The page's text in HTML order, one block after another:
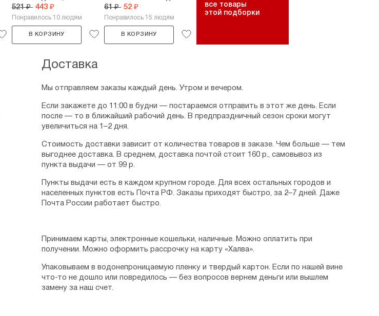
521 ₽ 443 ₽
Понравилось 10 людям
В КОРЗИНУ
61 ₽ 52 ₽
Понравилось 15 людям
В КОРЗИНУ
все товары
этой подборки
Доставка
Мы отправляем заказы каждый день. Утром и вечером.
Если закажете до 11:00 в будни — постараемся отправить в этот же день. Если
после — то в ближайший рабочий день. В предпраздничный сезон сроки могут
увеличиться на 1–2 дня.
Стоимость доставки зависит от количества товаров в заказе. Чем больше — тем
выгоднее доставка. В среднем, доставка почтой стоит 160 р., самовывоз из
пункта выдачи — от 99 р.
Пункты выдачи есть в каждом крупном городе. Для всех остальных городов и
населенных пунктов есть Почта РФ. Заказы приходят быстро, за 2–7 дней. Даже
Почта России работает быстро.
Принимаем карты, электронные кошельки, наличные. Можно оплатить при
получении. Можно оформить рассрочку на карту «Халва».
Упаковываем в водонепроницаемую пленку и твердый картон. Если по нашей вине
что-то не дошло или повредилось — без вопросов вернем деньги или вышлем
замену за наш счет.